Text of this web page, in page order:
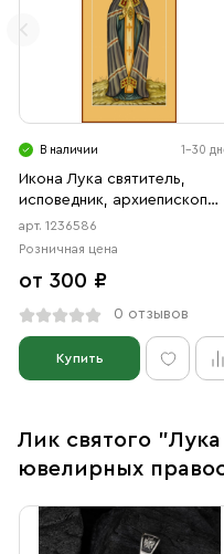
В наличии 1-30
Икона Лука святитель,
исповедник, архиепископ
Крымский (АРТ.06586)
арт. 1236586
Розничная цена
от 300 ₽
0 отзывов
Купить
Лик святого
ювелирных